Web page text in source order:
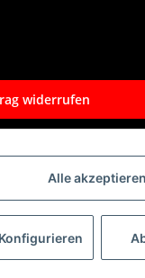
Alle akzeptieren
Konfigurieren
widerrufen
USt., zzgl.